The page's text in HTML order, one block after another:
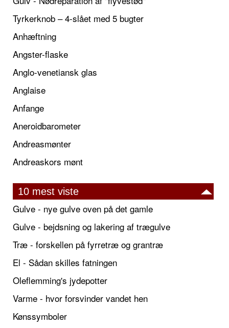
Tyrkerknob – 4-slået med 5 bugter
Anhæftning
Angster-flaske
Anglo-venetiansk glas
Anglaise
Anfange
Aneroidbarometer
Andreasmønter
Andreaskors mønt
10 mest viste
Gulve - nye gulve oven på det gamle
Gulve - bejdsning og lakering af trægulve
Træ - forskellen på fyrretræ og grantræ
El - Sådan skilles fatningen
Oleflemming's jydepotter
Varme - hvor forsvinder vandet hen
Kønssymboler